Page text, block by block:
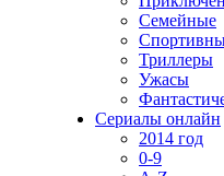
Семейные
Триллеры
Ужасы
Сериалы онлайн
2014 год
0-9